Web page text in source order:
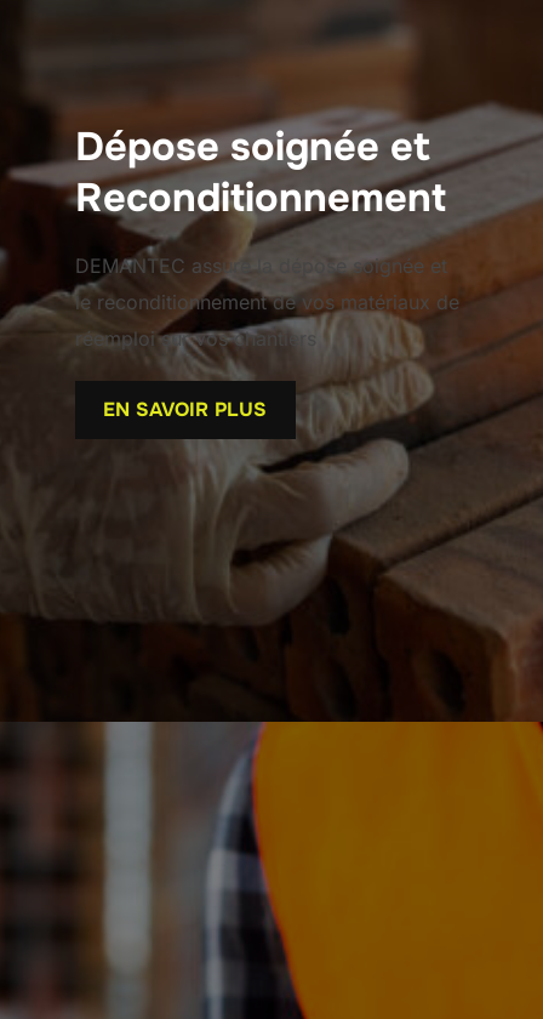
Dépose soignée et
Reconditionnement
DEMANTEC assure la dépose soignée et
le reconditionnement de vos matériaux de
réemploi sur vos chantiers
EN SAVOIR PLUS